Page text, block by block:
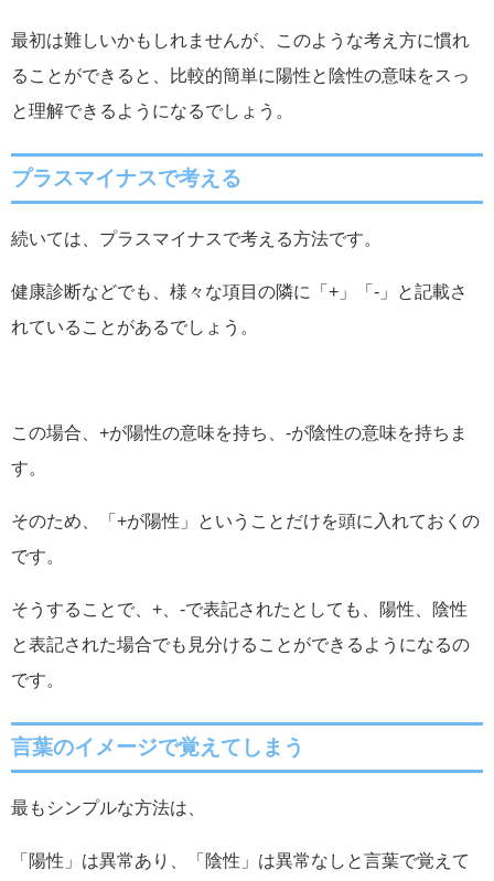
最初は難しいかもしれませんが、このような考え方に慣れ
ることができると、比較的簡単に陽性と陰性の意味をスっ
と理解できるようになるでしょう。
プラスマイナスで考える
続いては、プラスマイナスで考える方法です。
健康診断などでも、様々な項目の隣に「+」「-」と記載さ
れていることがあるでしょう。
この場合、+が陽性の意味を持ち、-が陰性の意味を持ちま
す。
そのため、「+が陽性」ということだけを頭に入れておくの
です。
そうすることで、+、-で表記されたとしても、陽性、陰性
と表記された場合でも見分けることができるようになるの
です。
言葉のイメージで覚えてしまう
最もシンプルな方法は、
「陽性」は異常あり、「陰性」は異常なしと言葉で覚えて